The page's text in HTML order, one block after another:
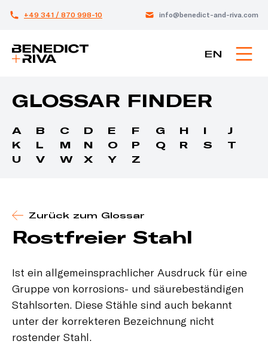
+49 341 / 870 998-10 info@benedict-and-riva.com
EN
GLOSSAR FINDER
A B C D E F G H I
J
K
L M N O P Q R S
T
U
V W X Y Z
Zurück zum Glossar
Rostfreier Stahl
Ist ein allgemeinsprachlicher Ausdruck für eine
Gruppe von korrosions- und säurebeständigen
Stahlsorten. Diese Stähle sind auch bekannt
unter der korrekteren Bezeichnung nicht
rostender Stahl.